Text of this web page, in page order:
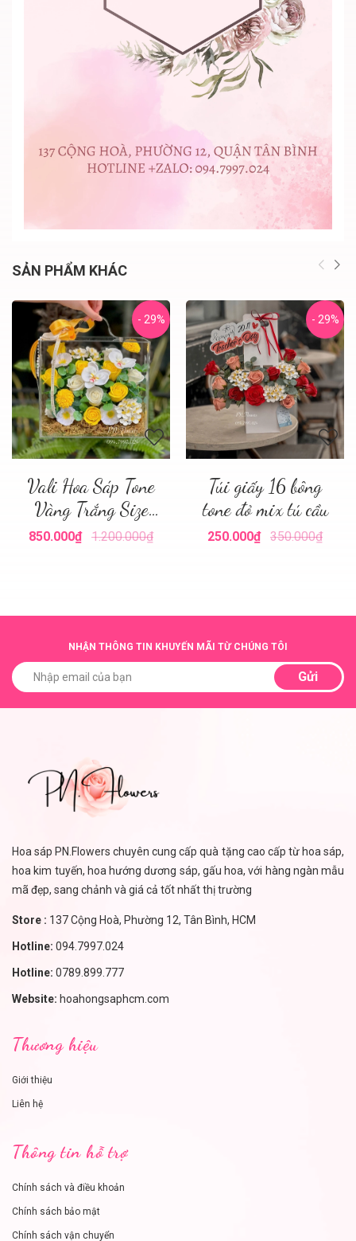
SẢN PHẨM KHÁC
- 29%
Vali Hoa Sáp Tone
Vàng Trắng Size
Nhỏ
850.000₫ 1.200.000₫
- 29%
Túi giấy 16 bông
tone đỏ mix tú cầu
250.000₫ 350.000₫
NHẬN THÔNG TIN KHUYẾN MÃI TỪ CHÚNG TÔI
Gửi
Hoa sáp PN.Flowers chuyên cung cấp quà tặng cao cấp từ hoa sáp,
hoa kim tuyến, hoa hướng dương sáp, gấu hoa, với hàng ngàn mẫu
mã đẹp, sang chảnh và giá cả tốt nhất thị trường
Store : 137 Cộng Hoà, Phường 12, Tân Bình, HCM
Hotline: 094.7997.024
Hotline: 0789.899.777
Website: hoahongsaphcm.com
Thương hiệu
Giới thiệu
Liên hệ
Thông tin hỗ trợ
Chính sách và điều khoản
Chính sách bảo mật
Chính sách vận chuyển